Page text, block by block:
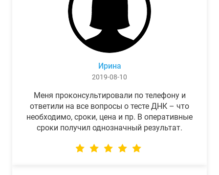
Ирина
2019-08-10
Меня проконсультировали по телефону и
ответили на все вопросы о тесте ДНК – что
необходимо, сроки, цена и пр. В оперативные
сроки получил однозначный результат.